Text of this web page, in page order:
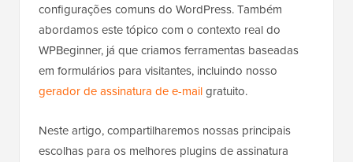
configurações comuns do WordPress. Também
abordamos este tópico com o contexto real do
WPBeginner, já que criamos ferramentas baseadas
em formulários para visitantes, incluindo nosso
gerador de assinatura de e-mailgratuito.
Neste artigo, compartilharemos nossas principais
escolhas para os melhores plugins de assinatura